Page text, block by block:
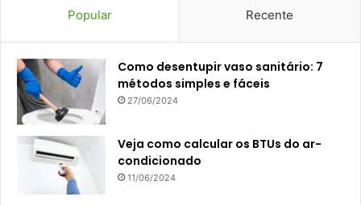
Popular Recente
Como desentupir vaso sanitário: 7
métodos simples e fáceis
27/06/2024
Veja como calcular os BTUs do ar-
condicionado
11/06/2024